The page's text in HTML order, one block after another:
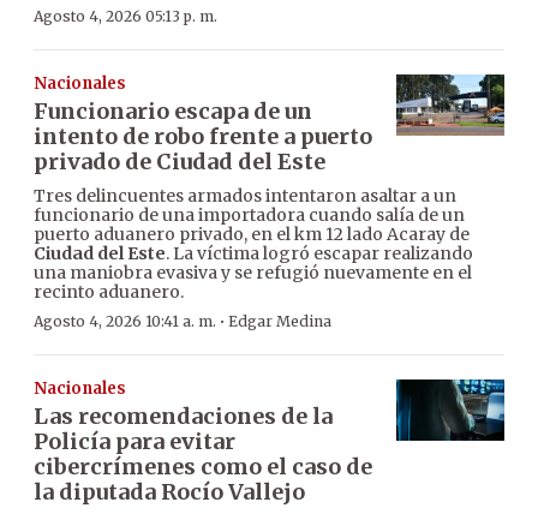
Agosto 4, 2026 05:13 p. m.
Nacionales
Funcionario escapa de un
intento de robo frente a puerto
privado de Ciudad del Este
Tres delincuentes armados intentaron asaltar a un
funcionario de una importadora cuando salía de un
puerto aduanero privado, en el km 12 lado Acaray de
Ciudad del Este. La víctima logró escapar realizando
una maniobra evasiva y se refugió nuevamente en el
recinto aduanero.
Agosto 4, 2026 10:41 a. m. · Edgar Medina
Nacionales
Las recomendaciones de la
Policía para evitar
cibercrímenes como el caso de
la diputada Rocío Vallejo